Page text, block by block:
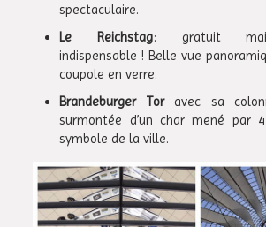
spectaculaire.
Le Reichstag: gratuit
indispensable ! Belle vue
coupole en verre.
Brandeburger Tor avec sa
surmontée d’un char mené par
symbole de la ville.